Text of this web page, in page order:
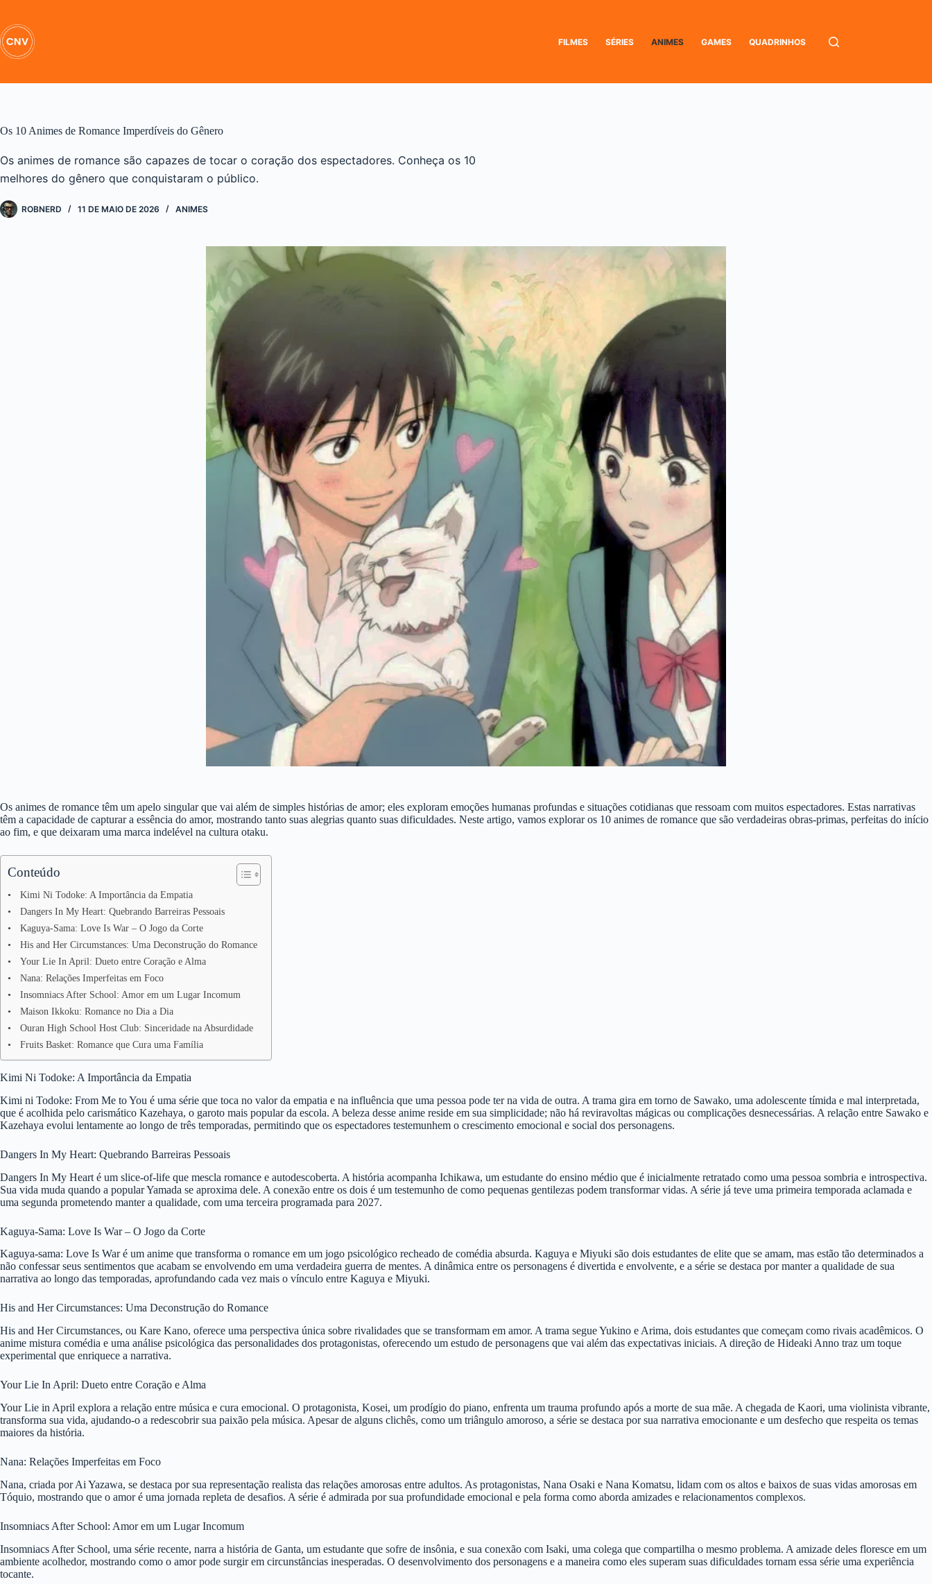
o
conteúdo
FILMES SÉRIES ANIMES GAMES QUADRINHOS
Os 10 Animes de Romance Imperdíveis do Gênero
Os animes de romance são capazes de tocar o coração dos espectadores. Conheça os 10
melhores do gênero que conquistaram o público.
ROBNERD 11 DE MAIO DE 2026 ANIMES
Os animes de romance têm um apelo singular que vai além de simples histórias de amor; eles exploram emoções humanas profundas e situações cotidianas que ressoam com muitos espectadores. Estas narrativas
têm a capacidade de capturar a essência do amor, mostrando tanto suas alegrias quanto suas dificuldades. Neste artigo, vamos explorar os 10 animes de romance que são verdadeiras obras-primas, perfeitas do início
ao fim, e que deixaram uma marca indelével na cultura otaku.
Conteúdo
Kimi Ni Todoke: A Importância da Empatia
Dangers In My Heart: Quebrando Barreiras Pessoais
Kaguya-Sama: Love Is War – O Jogo da Corte
His and Her Circumstances: Uma Deconstrução do Romance
Your Lie In April: Dueto entre Coração e Alma
Nana: Relações Imperfeitas em Foco
Insomniacs After School: Amor em um Lugar Incomum
Maison Ikkoku: Romance no Dia a Dia
Ouran High School Host Club: Sinceridade na Absurdidade
Fruits Basket: Romance que Cura uma Família
Kimi Ni Todoke: A Importância da Empatia
Kimi ni Todoke: From Me to You é uma série que toca no valor da empatia e na influência que uma pessoa pode ter na vida de outra. A trama gira em torno de Sawako, uma adolescente tímida e mal interpretada,
que é acolhida pelo carismático Kazehaya, o garoto mais popular da escola. A beleza desse anime reside em sua simplicidade; não há reviravoltas mágicas ou complicações desnecessárias. A relação entre Sawako e
Kazehaya evolui lentamente ao longo de três temporadas, permitindo que os espectadores testemunhem o crescimento emocional e social dos personagens.
Dangers In My Heart: Quebrando Barreiras Pessoais
Dangers In My Heart é um slice-of-life que mescla romance e autodescoberta. A história acompanha Ichikawa, um estudante do ensino médio que é inicialmente retratado como uma pessoa sombria e introspectiva.
Sua vida muda quando a popular Yamada se aproxima dele. A conexão entre os dois é um testemunho de como pequenas gentilezas podem transformar vidas. A série já teve uma primeira temporada aclamada e
uma segunda prometendo manter a qualidade, com uma terceira programada para 2027.
Kaguya-Sama: Love Is War – O Jogo da Corte
Kaguya-sama: Love Is War é um anime que transforma o romance em um jogo psicológico recheado de comédia absurda. Kaguya e Miyuki são dois estudantes de elite que se amam, mas estão tão determinados a
não confessar seus sentimentos que acabam se envolvendo em uma verdadeira guerra de mentes. A dinâmica entre os personagens é divertida e envolvente, e a série se destaca por manter a qualidade de sua
narrativa ao longo das temporadas, aprofundando cada vez mais o vínculo entre Kaguya e Miyuki.
His and Her Circumstances: Uma Deconstrução do Romance
His and Her Circumstances, ou Kare Kano, oferece uma perspectiva única sobre rivalidades que se transformam em amor. A trama segue Yukino e Arima, dois estudantes que começam como rivais acadêmicos. O
anime mistura comédia e uma análise psicológica das personalidades dos protagonistas, oferecendo um estudo de personagens que vai além das expectativas iniciais. A direção de Hideaki Anno traz um toque
experimental que enriquece a narrativa.
Your Lie In April: Dueto entre Coração e Alma
Your Lie in April explora a relação entre música e cura emocional. O protagonista, Kosei, um prodígio do piano, enfrenta um trauma profundo após a morte de sua mãe. A chegada de Kaori, uma violinista vibrante,
transforma sua vida, ajudando-o a redescobrir sua paixão pela música. Apesar de alguns clichês, como um triângulo amoroso, a série se destaca por sua narrativa emocionante e um desfecho que respeita os temas
maiores da história.
Nana: Relações Imperfeitas em Foco
Nana, criada por Ai Yazawa, se destaca por sua representação realista das relações amorosas entre adultos. As protagonistas, Nana Osaki e Nana Komatsu, lidam com os altos e baixos de suas vidas amorosas em
Tóquio, mostrando que o amor é uma jornada repleta de desafios. A série é admirada por sua profundidade emocional e pela forma como aborda amizades e relacionamentos complexos.
Insomniacs After School: Amor em um Lugar Incomum
Insomniacs After School, uma série recente, narra a história de Ganta, um estudante que sofre de insônia, e sua conexão com Isaki, uma colega que compartilha o mesmo problema. A amizade deles floresce em um
ambiente acolhedor, mostrando como o amor pode surgir em circunstâncias inesperadas. O desenvolvimento dos personagens e a maneira como eles superam suas dificuldades tornam essa série uma experiência
tocante.